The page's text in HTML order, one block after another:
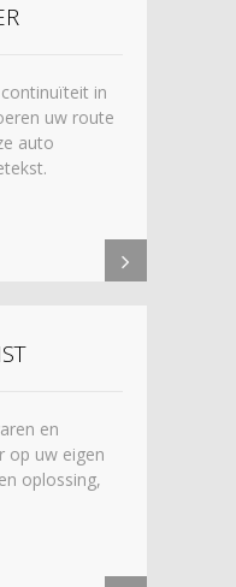
in
uw route
auto
en
op uw eigen
oplossing,